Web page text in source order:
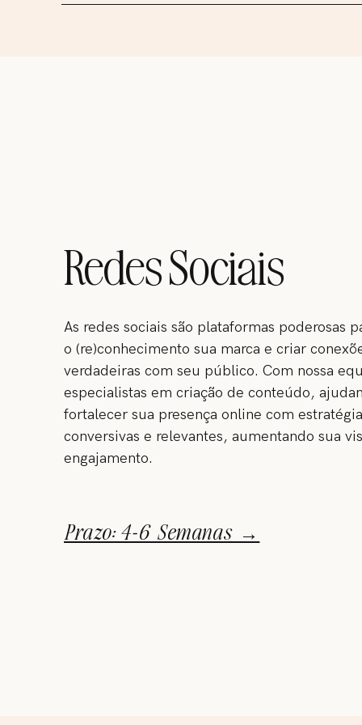
Vamos planejar juntos a estratégia do seu novo
Redes Sociais
As redes sociais são plataformas poderosas
o (re)conhecimento sua marca e criar
verdadeiras com seu público. Com nossa
especialistas em criação de conteúdo,
fortalecer sua presença online com
conversivas e relevantes, aumentando sua
engajamento.
Prazo: 4-6 Semanas →